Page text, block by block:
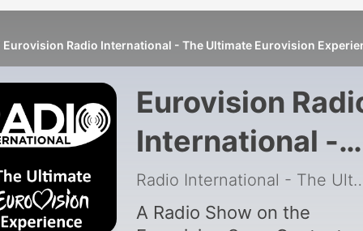
Eurovision Radio International - The Ultimate Eurovision
Eurovision
International -
The Ultimate
Eurovision
Radio International - The
A Radio Show on the